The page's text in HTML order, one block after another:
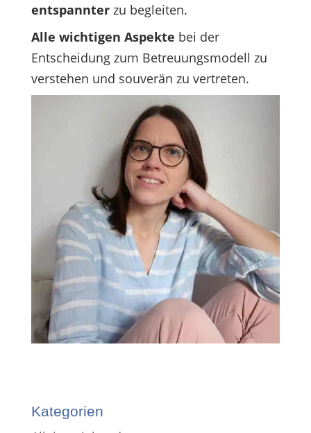
entspannterzu begleiten.
Alle wichtigen Aspekte bei der
Entscheidung zum Betreuungsmodell zu
verstehen und souverän zu vertreten.
Kategorien